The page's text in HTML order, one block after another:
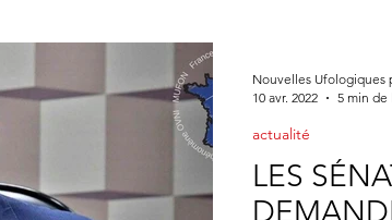
Dossier spécial MUFON
ARCHIVES
LES
actualité
Nouvelles Ufologiques
10 avr. 2022
5 min de